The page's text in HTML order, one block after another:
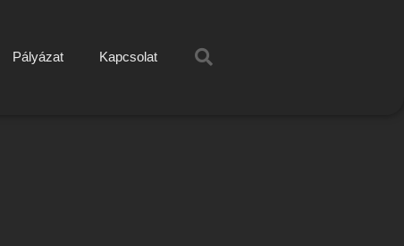
Pályázat Kapcsolat